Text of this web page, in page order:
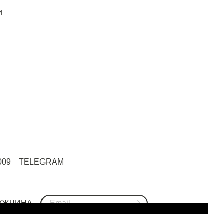
TELEGRAM